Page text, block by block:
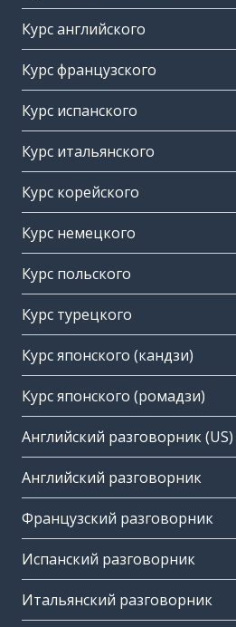
Курс английского
Курс французского
Курс испанского
Курс итальянского
Курс корейского
Курс немецкого
Курс польского
Курс турецкого
Курс японского (кандзи)
Курс японского (ромадзи)
Английский разговорник (US)
Английский разговорник
Французский разговорник
Испанский разговорник
Итальянский разговорник